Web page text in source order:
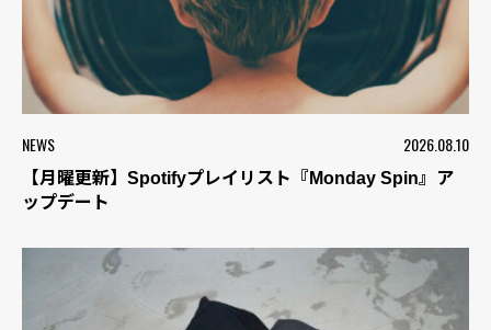
NEWS 2026.08.10
【月曜更新】Spotifyプレイリスト『Monday Spin』ア
ップデート